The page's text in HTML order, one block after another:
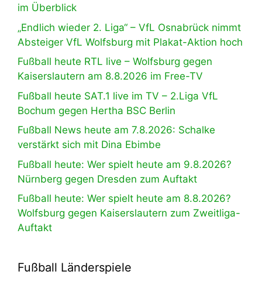
im Überblick
„Endlich wieder 2. Liga“ – VfL Osnabrück nimmt
Absteiger VfL Wolfsburg mit Plakat-Aktion hoch
Fußball heute RTL live – Wolfsburg gegen
Kaiserslautern am 8.8.2026 im Free-TV
Fußball heute SAT.1 live im TV – 2.Liga VfL
Bochum gegen Hertha BSC Berlin
Fußball News heute am 7.8.2026: Schalke
verstärkt sich mit Dina Ebimbe
Fußball heute: Wer spielt heute am 9.8.2026?
Nürnberg gegen Dresden zum Auftakt
Fußball heute: Wer spielt heute am 8.8.2026?
Wolfsburg gegen Kaiserslautern zum Zweitliga-
Auftakt
Fußball Länderspiele